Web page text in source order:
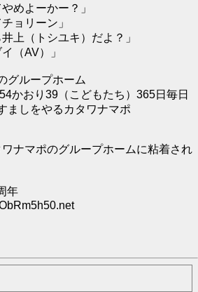
めよーかー？」
ョリーン」
上（トシユキ）だよ？」
（AV）」
グループホーム
かおり39（こどもたち）365日毎日
しをやるカタワナマポ
ナマポのグループホームに粘着され
年